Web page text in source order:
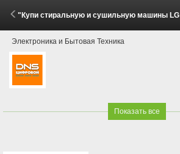
"Купи стиральную и сушильную машины LG — получи скидку 10%!" (30 Мая - 8 Июня 2026)
Электроника и Бытовая Техника
Показать все